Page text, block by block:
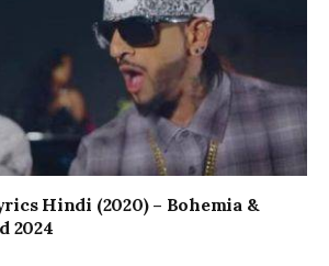
Hindi (2020) – Bohemia &
2024